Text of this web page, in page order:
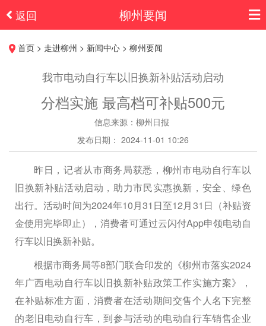
返回 柳州要闻
首页 > 走进柳州 > 新闻中心 > 柳州要闻
我市电动自行车以旧换新补贴活动启动
分档实施 最高档可补贴500元
信息来源：柳州日报
发布日期： 2024-11-01 10:26
昨日，记者从市商务局获悉，柳州市电动自行车以
旧换新补贴活动启动，助力市民实惠换新，安全、绿色
出行。活动时间为2024年10月31日至12月31日（补贴资
金使用完毕即止），消费者可通过云闪付App申领电动自
行车以旧换新补贴。
根据市商务局等8部门联合印发的《柳州市落实2024
年广西电动自行车以旧换新补贴政策工作实施方案》，
在补贴标准方面，消费者在活动期间交售个人名下完整
的老旧电动自行车，到参与活动的电动自行车销售企业